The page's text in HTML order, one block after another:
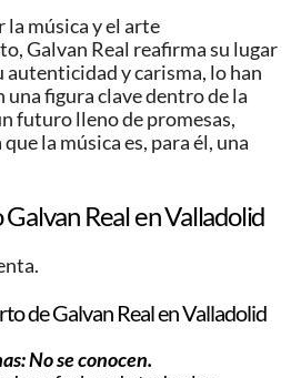
la música y el arte
Galvan Real reafirma su lugar
autenticidad y carisma, lo han
figura clave dentro de la
futuro lleno de promesas,
la música es, para él, una
Real en Valladolid
de Galvan Real en Valladolid
No se conocen.